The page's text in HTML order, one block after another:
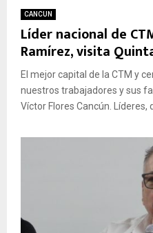
CANCUN
Líder nacional de
Ramírez, visita
El mejor capital de la CTM y
nuestros trabajadores y sus
Víctor Flores Cancún. Líderes,